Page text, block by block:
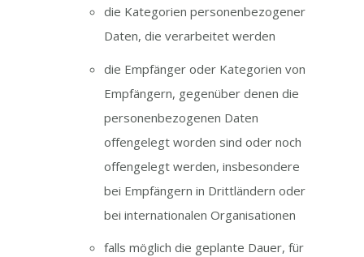
die Kategorien personenbezogener
Daten, die verarbeitet werden
die Empfänger oder Kategorien von
Empfängern, gegenüber denen die
personenbezogenen Daten
offengelegt worden sind oder noch
offengelegt werden, insbesondere
bei Empfängern in Drittländern oder
bei internationalen Organisationen
falls möglich die geplante Dauer, für